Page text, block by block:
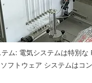
ム: 電気システムは特別
フトウェア システムはコ